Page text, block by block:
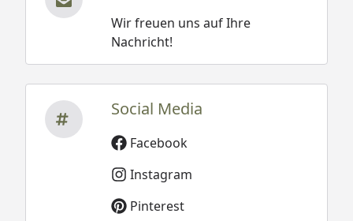
Wir freuen uns auf Ihre
Nachricht!
Social Media
Facebook
Instagram
Pinterest